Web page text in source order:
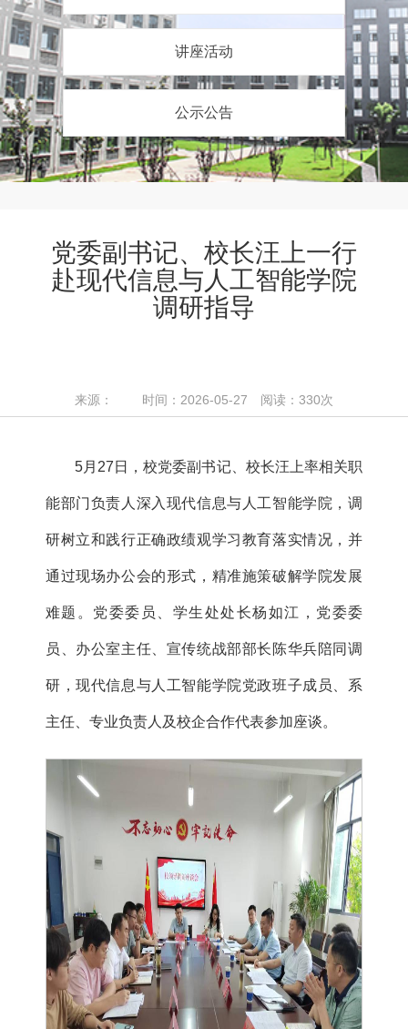
讲座活动
公示公告
党委副书记、校长汪上一行
赴现代信息与人工智能学院
调研指导
来源： 时间：2026-05-27 阅读： 330次
5月27日，校党委副书记、校长汪上率相关职
能部门负责人深入现代信息与人工智能学院，调
研树立和践行正确政绩观学习教育落实情况，并
通过现场办公会的形式，精准施策破解学院发展
难题。党委委员、学生处处长杨如江，党委委
员、办公室主任、宣传统战部部长陈华兵陪同调
研，现代信息与人工智能学院党政班子成员、系
主任、专业负责人及校企合作代表参加座谈。